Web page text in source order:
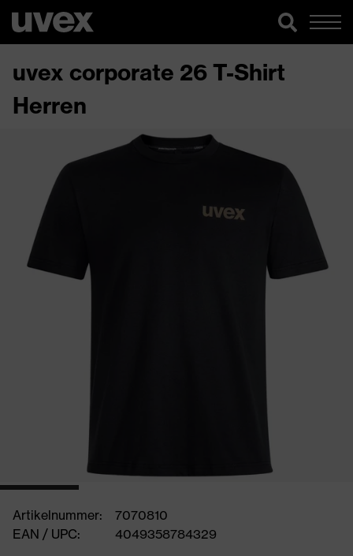
uvex corporate 26 T-Shirt
Herren
Artikelnummer:
7070810
EAN / UPC:
4049358784329